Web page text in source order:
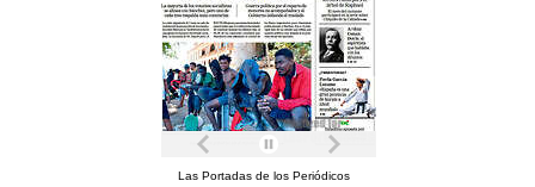
Las Portadas de los Periódicos